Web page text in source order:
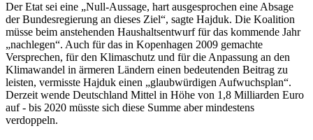
DerEtat sei eine „Null-Aussage, hart ausgesprochen eine Absage
der Bundesregierung an dieses Ziel“, sagte Hajduk. Die Koalition
müsse beim anstehenden Haushaltsentwurf für das kommende Jahr
„nachlegen“. Auch für das in Kopenhagen 2009 gemachte
Versprechen, für den Klimaschutz und für die Anpassung an den
Klimawandel in ärmeren Ländern einen bedeutenden Beitrag zu
leisten, vermisste Hajduk einen „glaubwürdigen Aufwuchsplan“.
Derzeit wende Deutschland Mittel in Höhe von 1,8 Milliarden Euro
auf - bis 2020 müsste sich diese Summe aber mindestens
verdoppeln.